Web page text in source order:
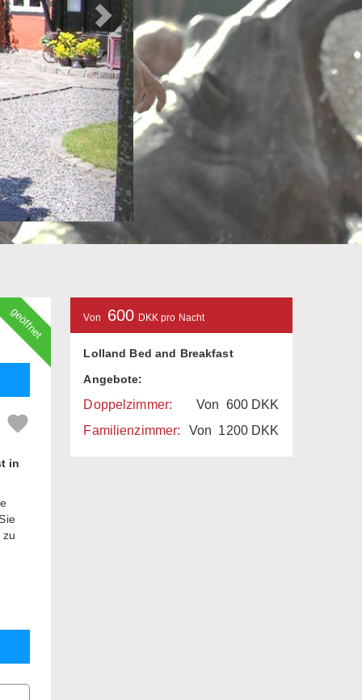
geöffnet
in
zu
10
Von 600 DKK pro Nacht
Lolland Bed and Breakfast
Angebote:
Doppelzimmer: Von 600 DKK
Familienzimmer:
Von 1200 DKK